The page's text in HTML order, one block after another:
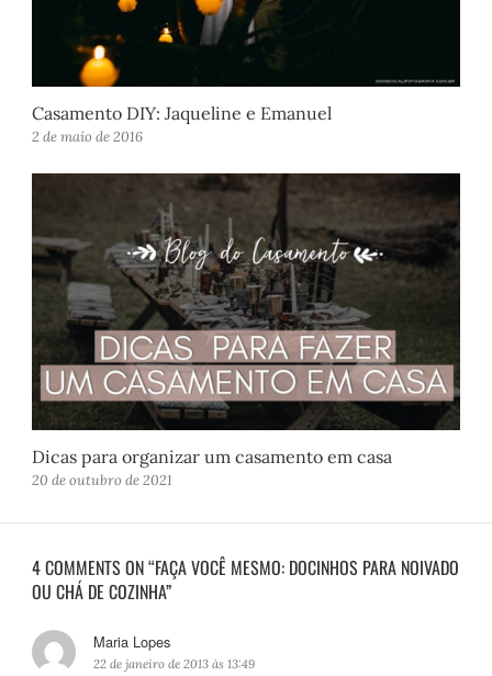
Casamento DIY: Jaqueline e Emanuel
2 de maio de 2016
Dicas para organizar um casamento em casa
20 de outubro de 2021
4 COMMENTS ON “FAÇA VOCÊ MESMO: DOCINHOS PARA NOIVADO
OU CHÁ DE COZINHA”
Maria Lopes
i
22 de janeiro de 2013 às 13:49